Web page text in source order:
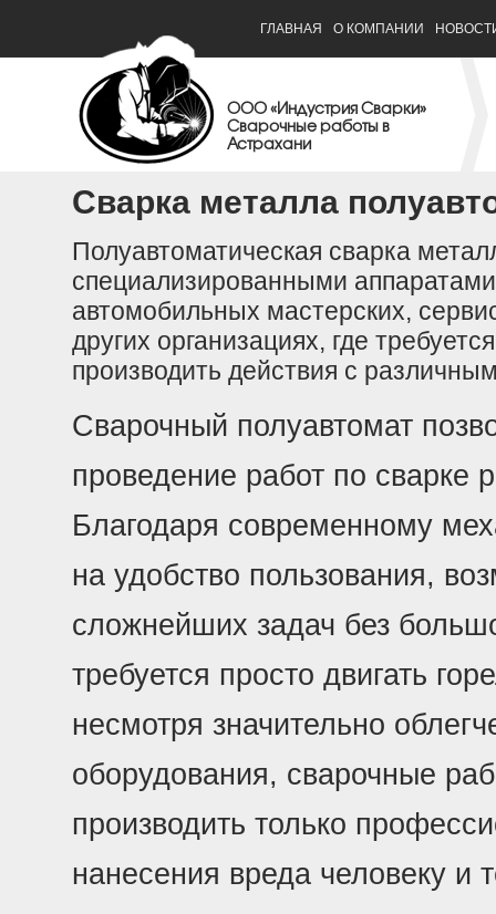
ГЛАВНАЯ О КОМПАНИИ
ООО «Индустрия Сварки»
Сварочные работы в
Астрахани
Сварка металла
Полуавтоматическая сварка
специализированными
автомобильных мастерских,
других организациях, где
производить действия с
Сварочный полуавтомат
проведение работ по сварке
Благодаря современному
на удобство пользования,
сложнейших задач без
требуется просто двигать
несмотря значительно
оборудования, сварочные
производить только
нанесения вреда человеку и